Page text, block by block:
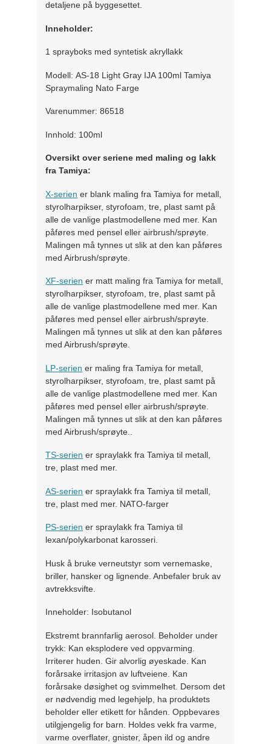
detaljene på byggesettet.
Inneholder:
1 sprayboks med syntetisk akryllakk
Modell: AS-18 Light Gray IJA 100ml Tamiya
Spraymaling Nato Farge
Varenummer: 86518
Innhold: 100ml
Oversikt over seriene med maling og lakk
fra Tamiya:
X-serien er blank maling fra Tamiya for metall,
styrolharpikser, styrofoam, tre, plast samt på
alle de vanlige plastmodellene med mer. Kan
påføres med pensel eller airbrush/sprøyte.
Malingen må tynnes ut slik at den kan påføres
med Airbrush/sprøyte.
XF-serien er matt maling fra Tamiya for metall,
styrolharpikser, styrofoam, tre, plast samt på
alle de vanlige plastmodellene med mer. Kan
påføres med pensel eller airbrush/sprøyte.
Malingen må tynnes ut slik at den kan påføres
med Airbrush/sprøyte.
LP-serien er maling fra Tamiya for metall,
styrolharpikser, styrofoam, tre, plast samt på
alle de vanlige plastmodellene med mer. Kan
påføres med pensel eller airbrush/sprøyte.
Malingen må tynnes ut slik at den kan påføres
med Airbrush/sprøyte..
TS-serien er spraylakk fra Tamiya til metall,
tre, plast med mer.
AS-serien er spraylakk fra Tamiya til metall,
tre, plast med mer. NATO-farger
PS-serien er spraylakk fra Tamiya til
lexan/polykarbonat karosseri.
Husk å bruke verneutstyr som vernemaske,
briller, hansker og lignende. Anbefaler bruk av
avtrekksvifte.
Inneholder: Isobutanol
Ekstremt brannfarlig aerosol. Beholder under
trykk: Kan eksplodere ved oppvarming.
Irriterer huden. Gir alvorlig øyeskade. Kan
forårsake irritasjon av luftveiene. Kan
forårsake døsighet og svimmelhet. Dersom det
er nødvendig med legehjelp, ha produktets
beholder eller etikett for hånden. Oppbevares
utilgjengelig for barn. Holdes vekk fra varme,
varme overflater, gnister, åpen ild og andre